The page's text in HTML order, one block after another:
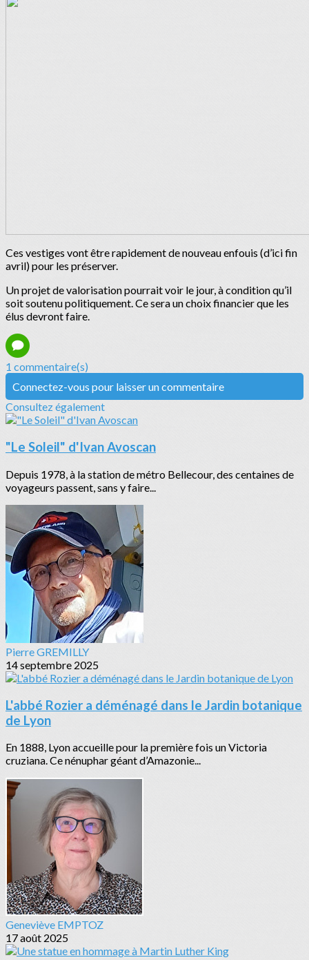
Ces vestiges vont être rapidement de nouveau enfouis (d’ici fin
avril) pour les préserver.
Un projet de valorisation pourrait voir le jour, à condition qu’il
soit soutenu politiquement. Ce sera un choix financier que les
élus devront faire.
1 commentaire(s)
Connectez-vous pour laisser un commentaire
Consultez également
"Le Soleil" d'Ivan Avoscan
Depuis 1978, à la station de métro Bellecour, des centaines de
voyageurs passent, sans y faire...
Pierre GREMILLY
14 septembre 2025
L'abbé Rozier a déménagé dans le Jardin botanique
de Lyon
En 1888, Lyon accueille pour la première fois un Victoria
cruziana. Ce nénuphar géant d’Amazonie...
Geneviève EMPTOZ
17 août 2025